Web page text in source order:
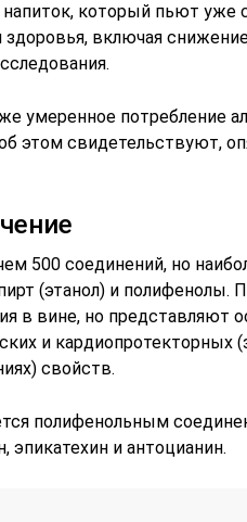
который пьют уже
здоровья, включая
умеренное потребление
этом свидетельствуют,
500 соединений, но
(этанол) и полифенолы.
в вине, но представляют
и кардиопротекторных
свойств.
полифенольным
эпикатехин и антоцианин.